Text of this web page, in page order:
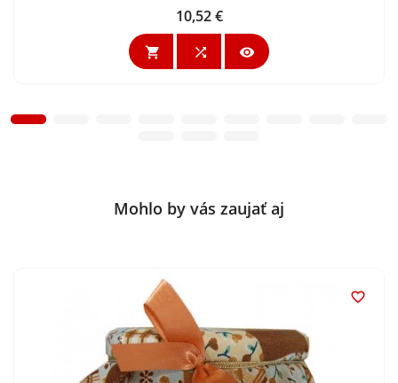
Cena
10,52 €
  
Mohlo by vás zaujať aj
